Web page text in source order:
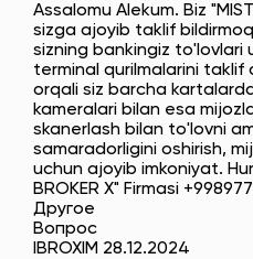
Assalomu Alekum. Biz
sizga ajoyib taklif
sizning bankingiz to'lovlari
terminal qurilmalarini taklif
orqali siz barcha
kameralari bilan esa
skanerlash bilan to'lovni
samaradorligini oshirish,
uchun ajoyib imkoniyat.
BROKER X" Firmasi
Другое
Вопрос
IBROXIM 28.12.2024